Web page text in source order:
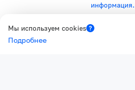
информация.
Политика
Согласие на рекламную
Мы используем cookies
Подробнее